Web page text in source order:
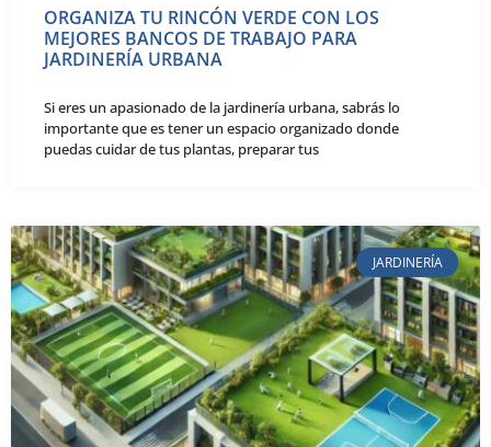
ORGANIZA TU RINCÓN VERDE CON LOS
MEJORES BANCOS DE TRABAJO PARA
JARDINERÍA URBANA
Si eres un apasionado de la jardinería urbana, sabrás lo
importante que es tener un espacio organizado donde
puedas cuidar de tus plantas, preparar tus
JARDINERÍA